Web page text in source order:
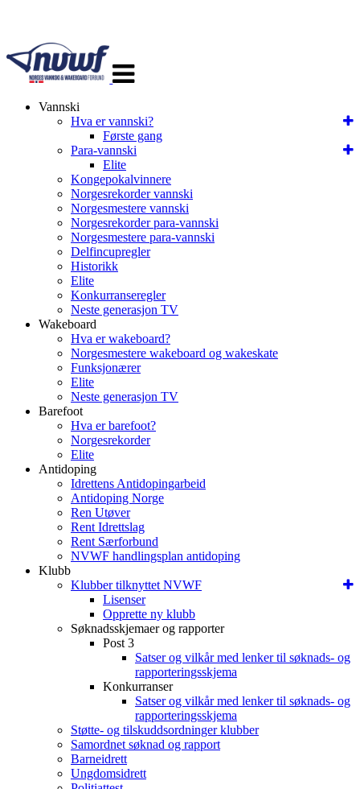
navigasjon
Vannski
Hva er vannski?
Første gang
Para-vannski
Elite
Kongepokalvinnere
Norgesrekorder vannski
Norgesmestere vannski
Norgesrekorder para-vannski
Norgesmestere para-vannski
Delfincupregler
Historikk
Elite
Konkurranseregler
Neste generasjon TV
Wakeboard
Hva er wakeboard?
Norgesmestere wakeboard og wakeskate
Funksjonærer
Elite
Neste generasjon TV
Barefoot
Hva er barefoot?
Norgesrekorder
Elite
Antidoping
Idrettens Antidopingarbeid
Antidoping Norge
Ren Utøver
Rent Idrettslag
Rent Særforbund
NVWF handlingsplan antidoping
Klubb
Klubber tilknyttet NVWF
Lisenser
Opprette ny klubb
Søknadsskjemaer og rapporter
Post 3
Satser og vilkår med lenker til søknads- og
rapporteringsskjema
Konkurranser
Satser og vilkår med lenker til søknads- og
rapporteringsskjema
Støtte- og tilskuddsordninger klubber
Samordnet søknad og rapport
Barneidrett
Ungdomsidrett